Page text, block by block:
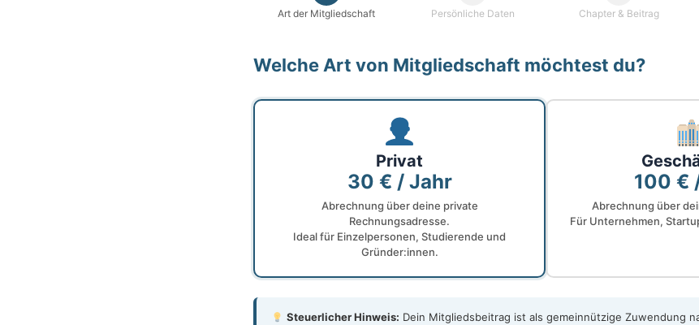
Art der Mitgliedschaft Persönliche Daten Chapter & Beitrag
Welche Art von Mitgliedschaft möchtest du?
Privat
30 € / Jahr
Abrechnung über deine private
Rechnungsadresse.
Ideal für Einzelpersonen, Studierende und
Gründer:innen.
100 €
Abrechnung über
Für Unternehmen,
Steuerlicher Hinweis: Dein Mitgliedsbeitrag ist als gemeinnützige Zuwendung